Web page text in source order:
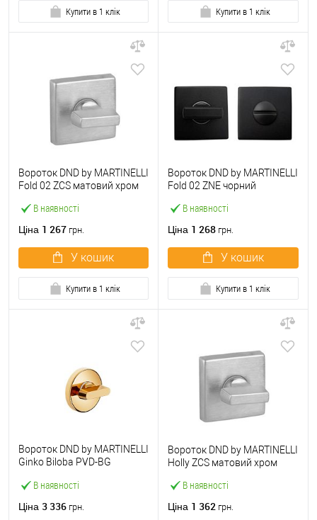
Купити в 1 клік Купити в 1 клік
В наявності
Вороток DND by MARTINELLI
Fold 02 ZCS матовий хром
Ціна 1 267 грн.
У кошик
Купити в 1 клік
В наявності
Вороток DND by MARTINELLI
Fold 02 ZNE чорний
Ціна 1 268 грн.
У кошик
Купити в 1 клік
В наявності
Вороток DND by MARTINELLI
Ginko Biloba PVD-BG
Ціна 3 336 грн.
В наявності
Вороток DND by MARTINELLI
Holly ZCS матовий хром
Ціна 1 362 грн.